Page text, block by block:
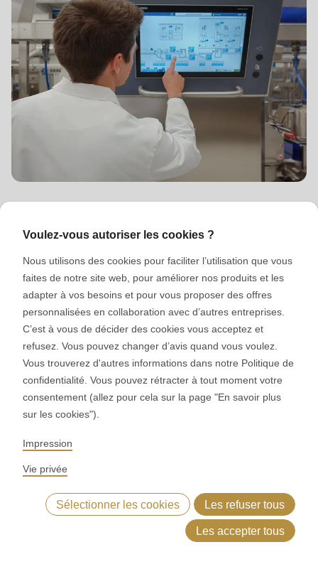
l'intelligence derrière
votre productivité
Dans un environnement de marché où la précision et la
vitesse sont déterminantes pour le succès, l'ASTec
Process Control (APC) redéfinit le contrôle des lignes
industrielles. Pièce maîtresse intelligente de votre
production, l'APC intègre des capteurs de pointe et des
analyses en temps réel pour garantir une fabrication
sur 24.
Contact
Voulez-vous autoriser les cookies ?
Nous utilisons des cookies pour faciliter l’utilisation que vous
faites de notre site web, pour améliorer nos produits et les
adapter à vos besoins et pour vous proposer des offres
personnalisées en collaboration avec d’autres entreprises.
C’est à vous de décider des cookies vous acceptez et
refusez. Vous pouvez changer d’avis quand vous voulez.
Vous trouverez d'autres informations dans notre Politique de
confidentialité. Vous pouvez rétracter à tout moment votre
consentement (allez pour cela sur la page "En savoir plus
sur les cookies").
Impression
Vie privée
Sélectionner les cookies Les refuser tous
Les accepter tous